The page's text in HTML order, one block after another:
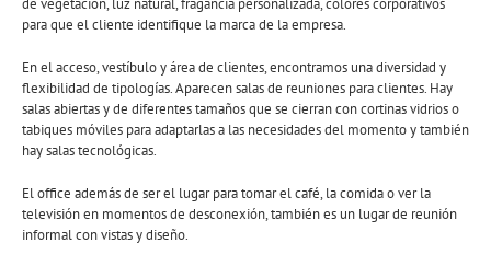
para que el cliente identifique la marca de la empresa.
En el acceso, vestíbulo y área de clientes, encontramos una diversidad y
flexibilidad de tipologías. Aparecen salas de reuniones para clientes. Hay
salas abiertas y de diferentes tamaños que se cierran con cortinas vidrios o
tabiques móviles para adaptarlas a las necesidades del momento y también
hay salas tecnológicas.
El office además de ser el lugar para tomar el café, la comida o ver la
televisión en momentos de desconexión, también es un lugar de reunión
informal con vistas y diseño.